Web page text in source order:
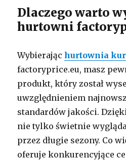
Dlaczego warto
hurtowni
Wybierająchurtownia
factoryprice.eu, masz
produkt, który został
uwzględnieniem
standardów jakości.
nie tylko świetnie
przez długie sezony. Co
oferuje konkurencyjące